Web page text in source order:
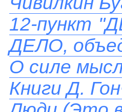
12-пункт
ДЕЛО,
О силе
Книги Д.